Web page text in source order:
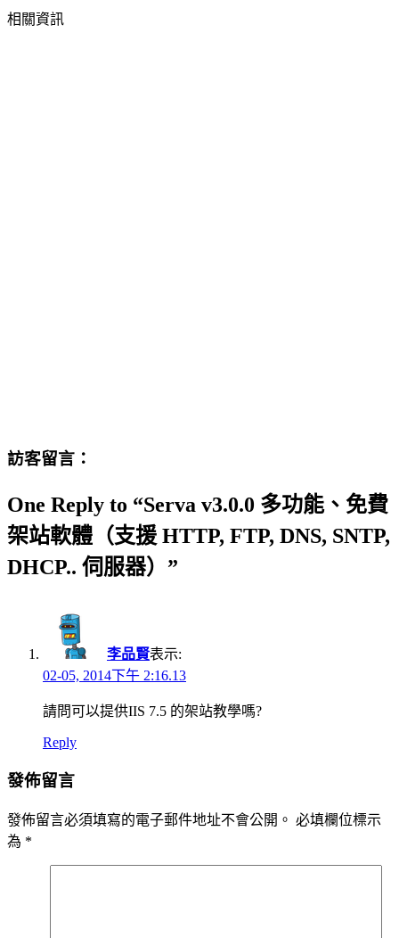
相關資訊
訪客留言：
One Reply to “Serva v3.0.0 多功能、免費
架站軟體（支援 HTTP, FTP, DNS, SNTP,
DHCP.. 伺服器）”
李品賢表示:
02-05, 2014下午 2:16.13
請問可以提供IIS 7.5 的架站教學嗎?
Reply
發佈留言
發佈留言必須填寫的電子郵件地址不會公開。 必填欄位標示
為 *